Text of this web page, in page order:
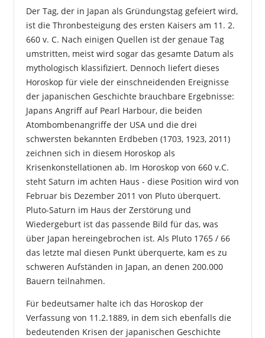
Der Tag, der in Japan als Gründungstag gefeiert wird,
ist die Thronbesteigung des ersten Kaisers am 11. 2.
660 v. C. Nach einigen Quellen ist der genaue Tag
umstritten, meist wird sogar das gesamte Datum als
mythologisch klassifiziert. Dennoch liefert dieses
Horoskop für viele der einschneidenden Ereignisse
der japanischen Geschichte brauchbare Ergebnisse:
Japans Angriff auf Pearl Harbour, die beiden
Atombombenangriffe der USA und die drei
schwersten bekannten Erdbeben (1703, 1923, 2011)
zeichnen sich in diesem Horoskop als
Krisenkonstellationen ab. Im Horoskop von 660 v.C.
steht Saturn im achten Haus - diese Position wird von
Februar bis Dezember 2011 von Pluto überquert.
Pluto-Saturn im Haus der Zerstörung und
Wiedergeburt ist das passende Bild für das, was
über Japan hereingebrochen ist. Als Pluto 1765 / 66
das letzte mal diesen Punkt überquerte, kam es zu
schweren Aufständen in Japan, an denen 200.000
Bauern teilnahmen.
Für bedeutsamer halte ich das Horoskop der
Verfassung von 11.2.1889, in dem sich ebenfalls die
bedeutenden Krisen der japanischen Geschichte